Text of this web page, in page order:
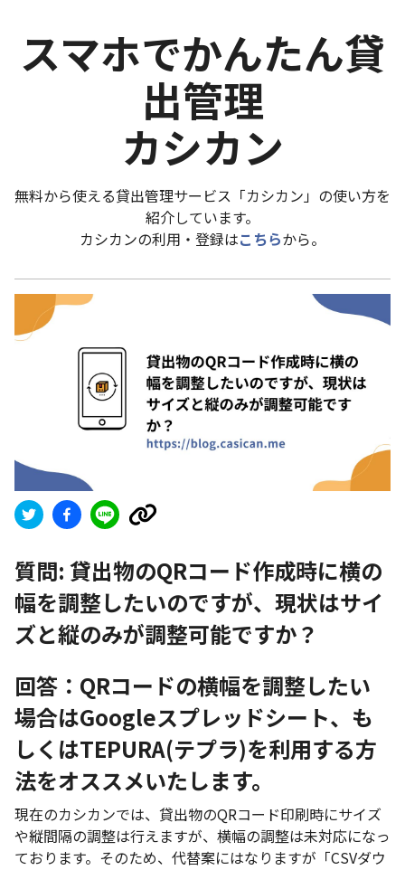
スマホでかんたん貸
出管理
カシカン
無料から使える貸出管理サービス「カシカン」の使い方を
紹介しています。
カシカンの利用・登録はこちらから。
質問: 貸出物のQRコード作成時に横の
幅を調整したいのですが、現状はサイ
ズと縦のみが調整可能ですか？
回答：QRコードの横幅を調整したい
場合はGoogleスプレッドシート、も
しくはTEPURA(テプラ)を利用する方
法をオススメいたします。
現在のカシカンでは、貸出物のQRコード印刷時にサイズ
や縦間隔の調整は行えますが、横幅の調整は未対応になっ
ております。そのため、代替案にはなりますが「CSVダウ